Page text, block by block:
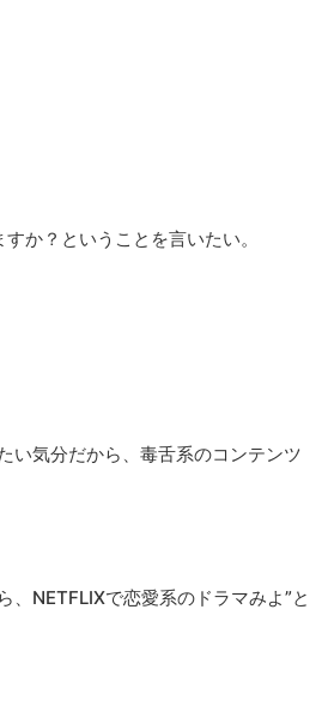
か？ということを言いたい。
い気分だから、毒舌系のコンテンツ
、NETFLIXで恋愛系のドラマみよ”と